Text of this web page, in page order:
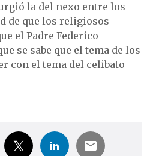
la del nexo entre los
de que los religiosos
el Padre Federico
se sabe que el tema de los
con el tema del celibato